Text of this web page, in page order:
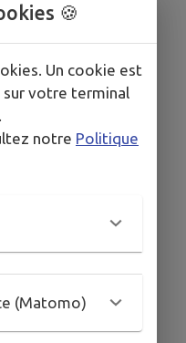
🍪
Un cookie est
votre terminal
notre Politique
(Matomo)